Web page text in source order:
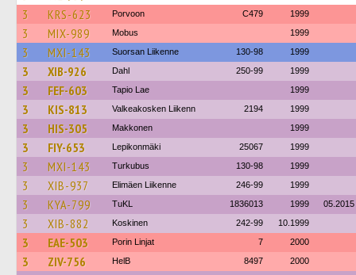
3 KRS-623 Porvoon C479 1999
3 MIX-989 Mobus 1999
3 MXI-143 Suorsan Liikenne 130-98 1999
3 XIB-926 Dahl 250-99 1999
3 FEF-603 Tapio Lae 1999
3 KIS-813 Valkeakosken Liikenn 2194 1999
3 HIS-305 Makkonen 1999
3 FIY-653 Lepikonmäki 25067 1999
3 MXI-143 Turkubus 130-98 1999
3 XIB-937 Elimäen Liikenne 246-99 1999
3 KYA-799 TuKL 1836013 1999 05.2015
3 XIB-882 Koskinen 242-99 10.1999
3 EAE-503 Porin Linjat 7 2000
3 ZIV-756 HelB 8497 2000